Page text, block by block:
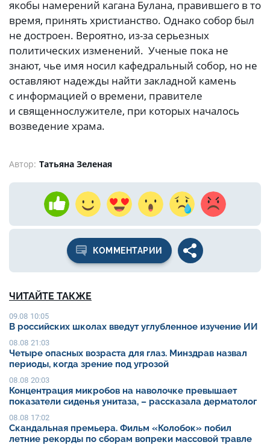
якобы намерений кагана Булана, правившего в то
время, принять христианство. Однако собор был
не достроен. Вероятно, из-за серьезных
политических изменений. Ученые пока не
знают, чье имя носил кафедральный собор, но не
оставляют надежды найти закладной камень
с информацией о времени, правителе
и священнослужителе, при которых началось
возведение храма.
Автор: Татьяна Зеленая
КОММЕНТАРИИ
ЧИТАЙТЕ ТАКЖЕ
09.08 10:05
В российских школах введут углубленное изучение ИИ
08.08 21:03
Четыре опасных возраста для глаз. Минздрав назвал
периоды, когда зрение под угрозой
08.08 20:03
Концентрация микробов на наволочке превышает
показатели сиденья унитаза, – рассказала дерматолог
08.08 17:02
Скандальная премьера. Фильм «Колобок» побил
летние рекорды по сборам вопреки массовой травле